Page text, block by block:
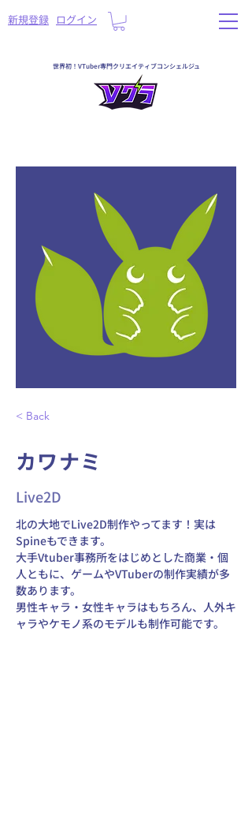
​新規登録 ログイン
世界初！VTuber専門クリエイティブコンシェルジュ
< Back
カワナミ
Live2D
北の大地でLive2D制作やってます！実は
Spineもできます。
大手Vtuber事務所をはじめとした商業・個
人ともに、ゲームやVTuberの制作実績が多
数あります。
男性キャラ・女性キャラはもちろん、人外キ
ャラやケモノ系のモデルも制作可能です。